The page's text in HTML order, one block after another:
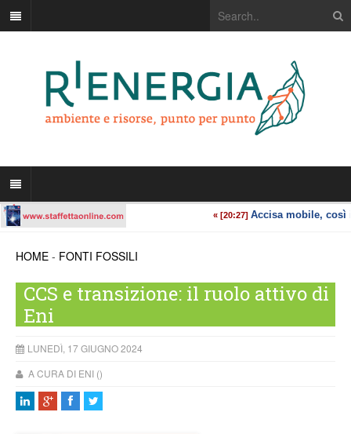
HOME - FONTI FOSSILI
CCS e transizione: il ruolo attivo di
Eni
LUNEDÌ, 17 GIUGNO 2024
A CURA DI ENI ()